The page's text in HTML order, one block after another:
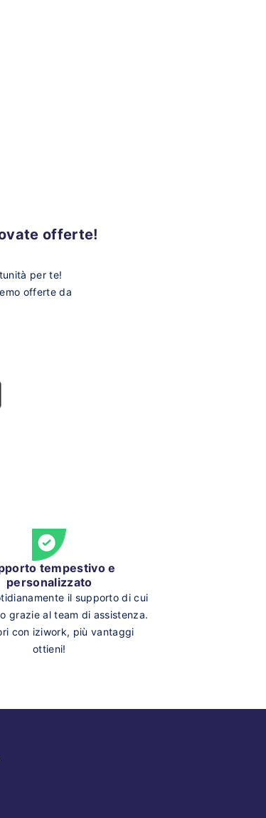
offerte!
per te!
offerte da
tempestivo e
personalizzato
il supporto di cui
grazie al team di assistenza.
con iziwork, più vantaggi
ottieni!